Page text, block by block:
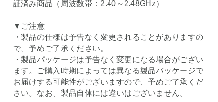
証済み商品（周波数帯：2.40～2.48GHz）
▼ご注意
・製品の仕様は予告なく変更されることがありますの
で、予めご了承ください。
・製品パッケージは予告なく変更になる場合がござい
ます。ご購入時期によっては異なる製品パッケージで
お届けする可能性がございますので、予めご了承くだ
さい。なお、製品自体には違いはございません。